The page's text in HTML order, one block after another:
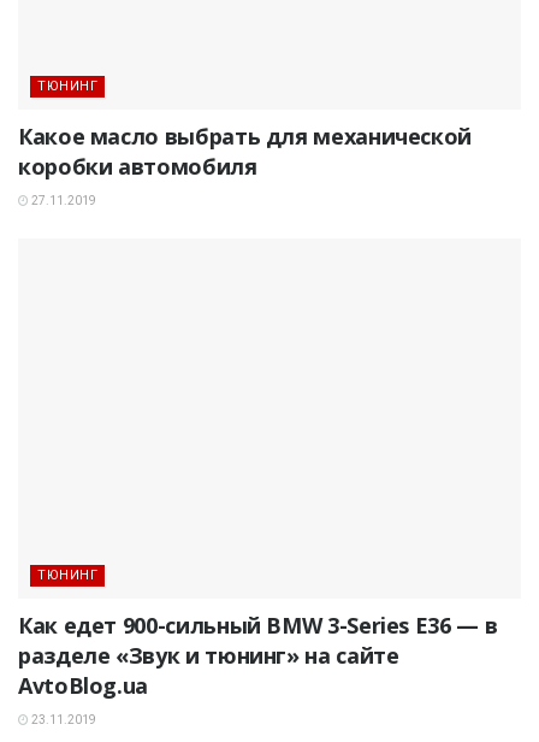
ТЮНИНГ
Какое масло выбрать для механической
коробки автомобиля
27.11.2019
ТЮНИНГ
Как едет 900-сильный BMW 3-Series E36 — в
разделе «Звук и тюнинг» на сайте
AvtoBlog.ua
23.11.2019